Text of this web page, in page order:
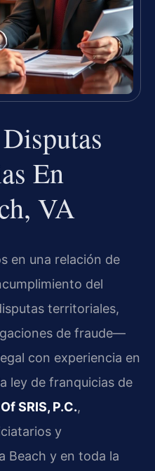
En
VA
en una relación de
del
territoriales,
de fraude—
con experiencia en
ley de franquicias de
SRIS, P.C.,
y
Beach y en toda la